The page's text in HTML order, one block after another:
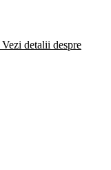
Vezi detalii despre